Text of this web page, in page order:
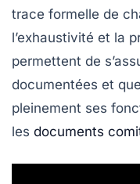
trace formelle de
l’exhaustivité et la
permettent de
documentées et
pleinement ses
les documents